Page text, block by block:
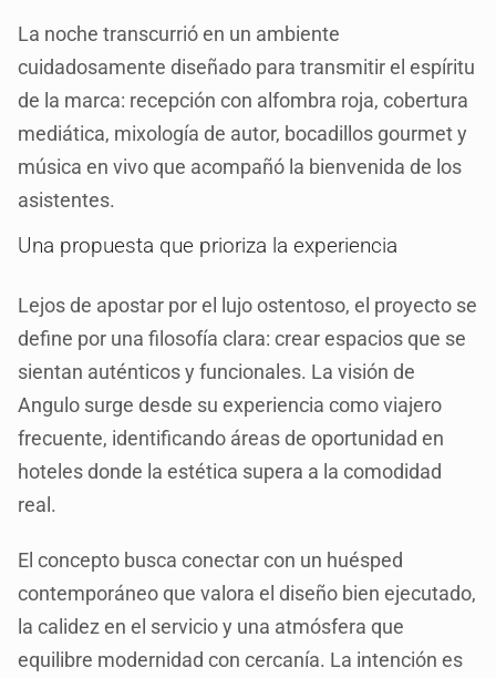
La noche transcurrió en un ambiente
cuidadosamente diseñado para transmitir el espíritu
de la marca: recepción con alfombra roja, cobertura
mediática, mixología de autor, bocadillos gourmet y
música en vivo que acompañó la bienvenida de los
asistentes.
Una propuesta que prioriza la experiencia
Lejos de apostar por el lujo ostentoso, el proyecto se
define por una filosofía clara: crear espacios que se
sientan auténticos y funcionales. La visión de
Angulo surge desde su experiencia como viajero
frecuente, identificando áreas de oportunidad en
hoteles donde la estética supera a la comodidad
real.
El concepto busca conectar con un huésped
contemporáneo que valora el diseño bien ejecutado,
la calidez en el servicio y una atmósfera que
equilibre modernidad con cercanía. La intención es